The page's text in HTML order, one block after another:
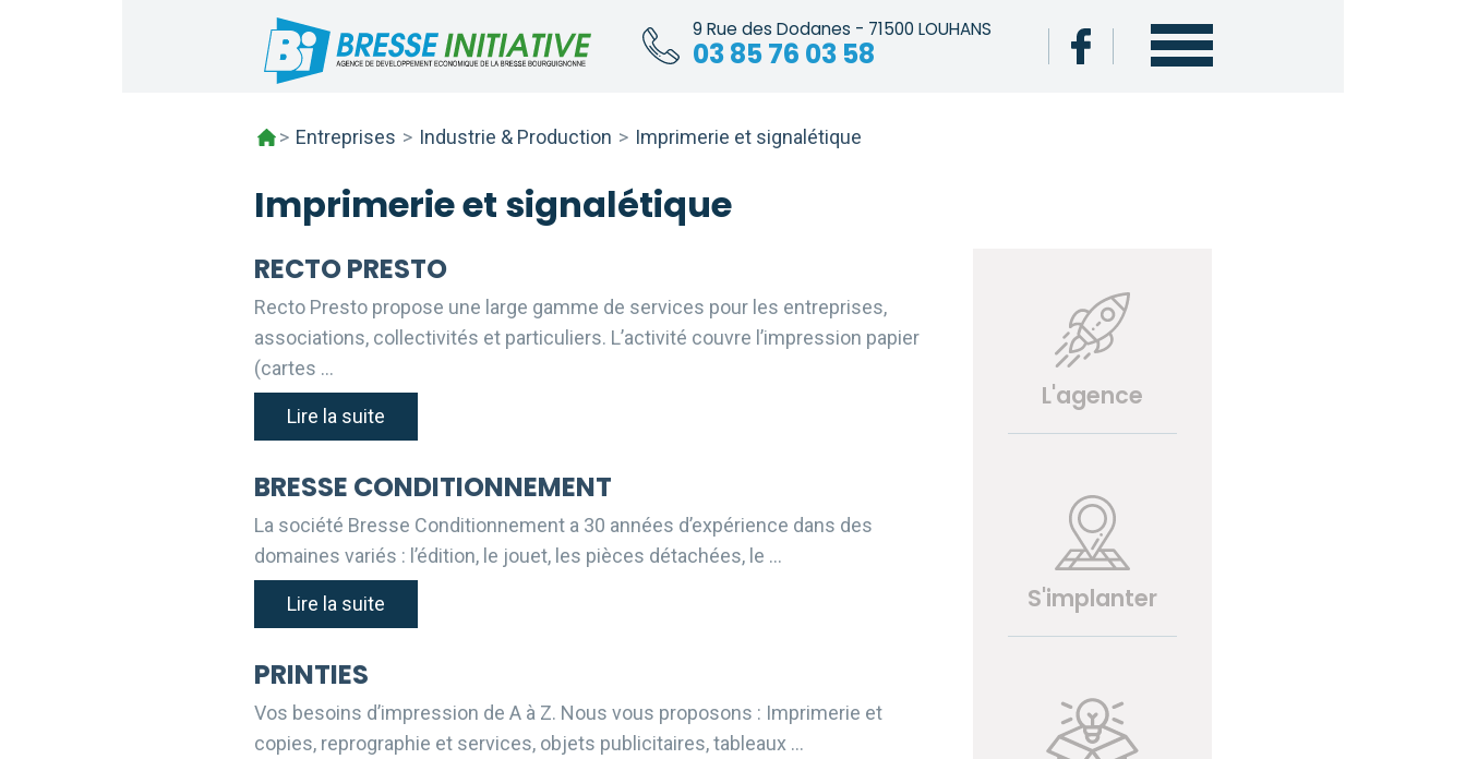
9 Rue des Dodanes - 71500 LOUHANS
03 85 76 03 58
> Entreprises > Industrie & Production > Imprimerie et signalétique
Imprimerie et signalétique
RECTO PRESTO
Recto Presto propose une large gamme de services pour les entreprises,
associations, collectivités et particuliers. L’activité couvre l’impression papier
(cartes …
Lire la suite
BRESSE CONDITIONNEMENT
La société Bresse Conditionnement a 30 années d’expérience dans des
domaines variés : l’édition, le jouet, les pièces détachées, le …
Lire la suite
PRINTIES
Vos besoins d’impression de A à Z. Nous vous proposons : Imprimerie et
copies, reprographie et services, objets publicitaires, tableaux …
L'agence
S'implanter